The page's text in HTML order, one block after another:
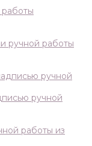
ручной